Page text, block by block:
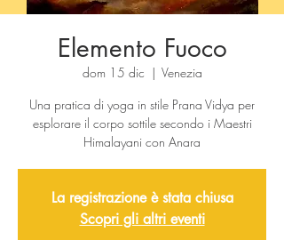
Elemento Fuoco
dom 15 dic
  |
Venezia
Una pratica di yoga in stile Prana Vidya per
esplorare il corpo sottile secondo i Maestri
Himalayani con Anara
La registrazione è stata chiusa
Scopri gli altri eventi